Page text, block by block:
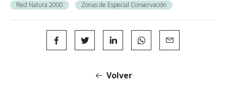
Red Natura 2000
Zonas de Especial Conservación
Volver